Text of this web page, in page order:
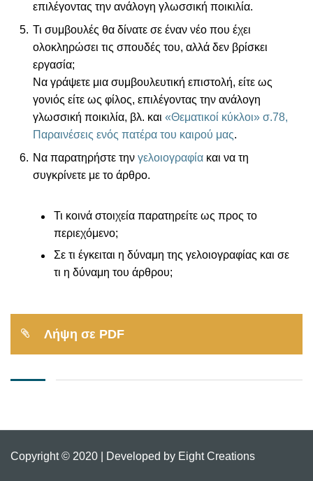
επιλέγοντας την ανάλογη γλωσσική ποικιλία.
Τι συμβουλές θα δίνατε σε έναν νέο που έχει
ολοκληρώσει τις σπουδές του, αλλά δεν βρίσκει
εργασία;
Να γράψετε μια συμβουλευτική επιστολή, είτε ως
γονιός είτε ως φίλος, επιλέγοντας την ανάλογη
γλωσσική ποικιλία, βλ. και «Θεματικοί κύκλοι» σ.78,
Παραινέσεις ενός πατέρα του καιρού μας.
Να παρατηρήστε την γελοιογραφία και να τη
συγκρίνετε με το άρθρο.
Τι κοινά στοιχεία παρατηρείτε ως προς το
περιεχόμενο;
Σε τι έγκειται η δύναμη της γελοιογραφίας και σε
τι η δύναμη του άρθρου;
Λήψη σε PDF
Copyright © 2020 | Developed by Eight Creations